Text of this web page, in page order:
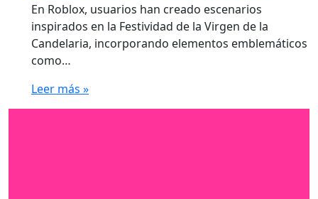
En Roblox, usuarios han creado escenarios
inspirados en la Festividad de la Virgen de la
Candelaria, incorporando elementos emblemáticos
como…
Leer más »